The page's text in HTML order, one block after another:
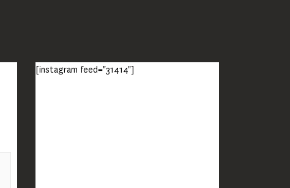
[instagram feed="31414"]